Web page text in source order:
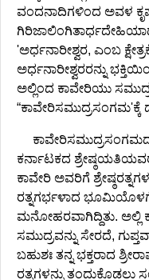
ವಂದನಾದಿಗಳಿಂದ ಅವಳ
'ಅರ್ಧನಾರೀಶ್ವರ, ಎಂಬ
ಅರ್ಧನಾರೀಶ್ವರರನ್ನು
ಅಲ್ಲಿಂದ ಕಾವೇರಿಯು
ಕಾವೇರಿಸಮುದ್ರಸಂಗಮದ
ಕರ್ನಾಟಕದ
ಕಾವೇರಿ ಅವರಿಗೆ
ರತ್ನಗರ್ಭಳಾದ ಭೂಮಿಯೊಳಗೆ
ಮನೋಹರವಾಗಿದ್ದಿತು. ಅಲ್ಲಿ
ಸಮುದ್ರವನ್ನು ಸೇರದೆ,
ಬಹುಶಃ ತನ್ನ ಭಕ್ತರಾದ
ರತ್ನಗಳನ್ನು